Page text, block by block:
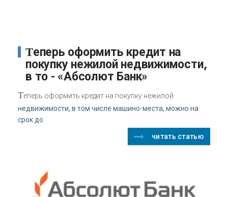
Теперь оформить кредит на
покупку нежилой недвижимости,
в то - «Абсолют Банк»
Теперь оформить кредит на покупку нежилой
недвижимости, в том числе машино-места, можно на
срок до
читать статью